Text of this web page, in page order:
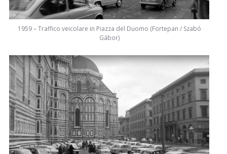
1959 – Traffico veicolare in Piazza del Duomo (Fortepan / Szabó
Gábor)